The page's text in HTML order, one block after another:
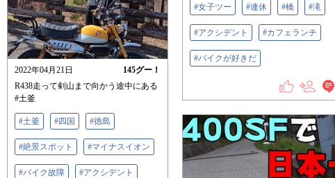
#女子ツー #連休 #橋 #滝
#アクシデント #カフェランチ
#バイクが好きだ
2022年04月21日
145グー！
R438走って剣山まで向かう途中にある
#土釜
#土釜 #四国 #徳島
#絶景スポット #マイナスイオン
#バイク故障 #アクシデント